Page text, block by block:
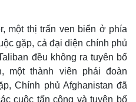
một thị trấn ven biển ở phía
gặp, cả đại diện chính phủ
đều không ra tuyên bố
một thành viên phái đoàn
Chính phủ Afghanistan đã
cuộc tấn công và tuyên bố